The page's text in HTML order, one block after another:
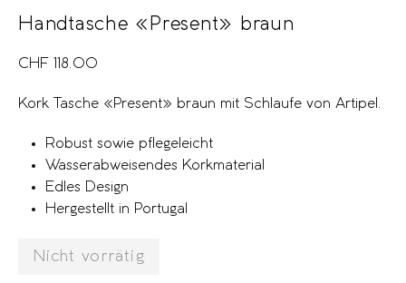
Handtasche «Present» braun
CHF 118.00
Kork Tasche «Present» braun mit Schlaufe von Artipel.
Robust sowie pflegeleicht
Wasserabweisendes Korkmaterial
Edles Design
Hergestellt in Portugal
Nicht vorrätig